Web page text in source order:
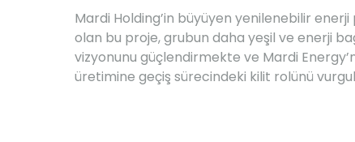
Mardi Holding’in büyüyen yenilenebilir
olan bu proje, grubun daha yeşil ve enerji
vizyonunu güçlendirmekte ve Mardi
üretimine geçiş sürecindeki kilit rolünü